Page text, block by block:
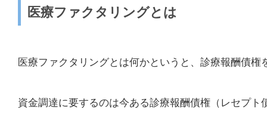
医療ファクタリングとは
医療ファクタリングとは何かというと、診療報酬債権
資金調達に要するのは今ある診療報酬債権（レセプト